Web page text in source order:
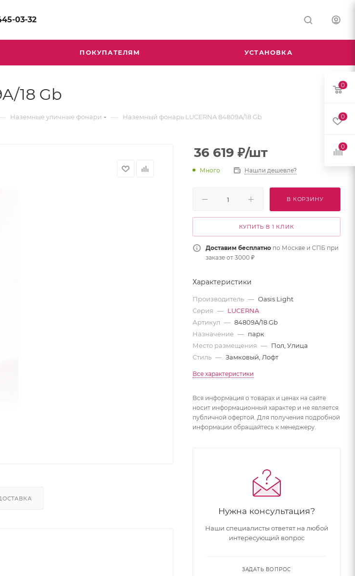
03-32
ПОКУПАТЕЛЯМ УСТАНОВКА
18 Gb
Наземные уличные фонари — Наземный фонарь LUCERNA 84809A/18 Gb
36 619 ₽/шт
Много Нашли дешевле?
В КОРЗИНУ
КУПИТЬ В 1 КЛИК
Доставим бесплатно по Москве и СПБ при
заказе от 3000 ₽
Характеристики
Производитель — Oasis Light
Серия — LUCERNA
Артикул — 84809A/18 Gb
Назначение — парк
Место размещения — Пол, Улица
Стиль — Замковый, Лофт
Все характеристики
Вся информация о товарах и ценах на сайте
носит информационный характер и не является
публичной офертой. Для получения подробной
информации обращайтесь к менеджеру.
Нужна консультация?
Наши специалисты ответят на любой
интересующий вопрос
ЗАДАТЬ ВОПРОС
0
0
0